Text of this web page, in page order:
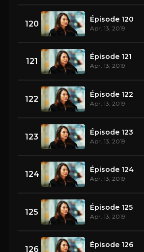
120 Épisode 120
Apr. 13, 2019
121 Épisode 121
Apr. 13, 2019
122 Épisode 122
Apr. 13, 2019
123 Épisode 123
Apr. 13, 2019
124 Épisode 124
Apr. 13, 2019
125 Épisode 125
Apr. 13, 2019
126 Épisode 126